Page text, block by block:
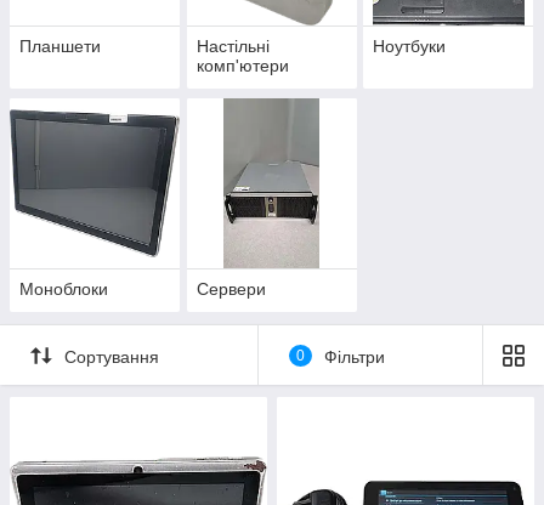
Планшети
Настільні
комп'ютери
Ноутбуки
Моноблоки Сервери
Сортування 0 Фільтри